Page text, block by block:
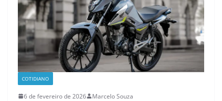
COTIDIANO
6 de fevereiro de 2026 Marcelo Souza